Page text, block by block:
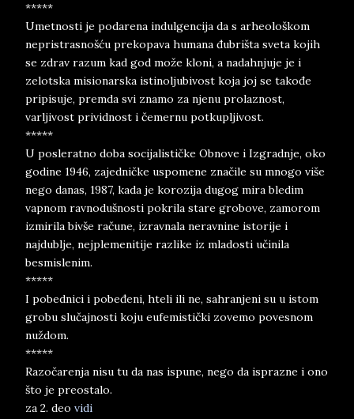
*****
Umetnosti je podarena indulgencija da s arheološkom
nepristrasnošću prekopava humana đubrišta sveta kojih
se zdrav razum kad god može kloni, a nadahnjuje je i
zelotska misionarska istinoljubivost koja joj se takođe
pripisuje, premda svi znamo za njenu prolaznost,
varljivost prividnost i čemernu potkupljivost.
*****
U posleratno doba socijalističke Obnove i Izgradnje, oko
godine 1946, zajedničke uspomene značile su mnogo više
nego danas, 1987, kada je korozija dugog mira bledim
vapnom ravnodušnosti pokrila stare grobove, zamorom
izmirila bivše račune, izravnala neravnine istorije i
najdublje, nejplemenitije razlike iz mladosti učinila
besmislenim.
*****
I pobednici i pobeđeni, hteli ili ne, sahranjeni su u istom
grobu slučajnosti koju eufemistički zovemo povesnom
nuždom.
*****
Razočarenja nisu tu da nas ispune, nego da isprazne i ono
što je preostalo.
za 2. deo vidi